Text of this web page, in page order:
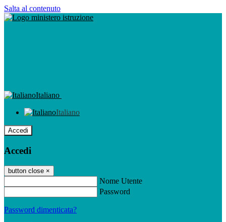
Salta al contenuto
Italiano
Italiano
Accedi
Accedi
button close ×
Nome Utente
Password
Password dimenticata?